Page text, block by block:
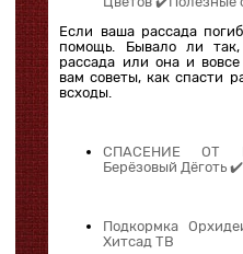
Если ваша рассада
помощь. Бывало ли
рассада или она и
вам советы, как спасти
всходы.
СПАСЕНИЕ ОТ
Берёзовый Дёготь
Подкормка
Хитсад ТВ